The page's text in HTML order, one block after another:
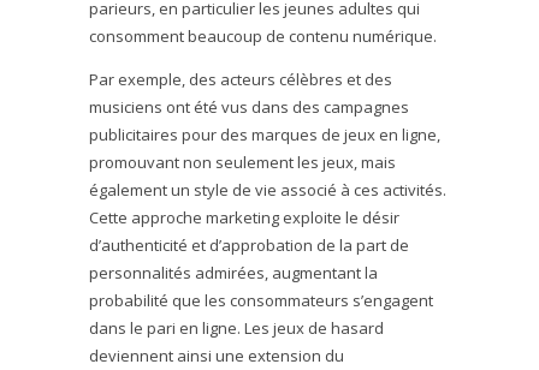
parieurs, en particulier les jeunes adultes qui
consomment beaucoup de contenu numérique.
Par exemple, des acteurs célèbres et des
musiciens ont été vus dans des campagnes
publicitaires pour des marques de jeux en ligne,
promouvant non seulement les jeux, mais
également un style de vie associé à ces activités.
Cette approche marketing exploite le désir
d’authenticité et d’approbation de la part de
personnalités admirées, augmentant la
probabilité que les consommateurs s’engagent
dans le pari en ligne. Les jeux de hasard
deviennent ainsi une extension du